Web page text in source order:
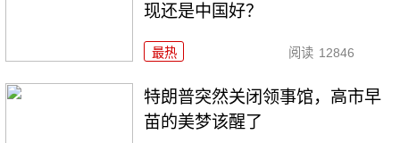
现还是中国好？
最热 阅读 12846
特朗普突然关闭领事馆，高市早
苗的美梦该醒了